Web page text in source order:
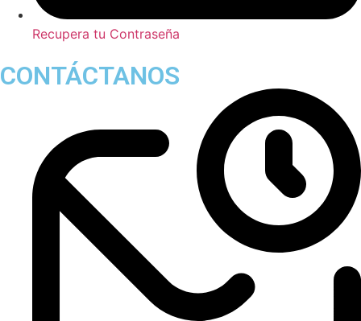
Recupera tu Contraseña
CONTÁCTANOS